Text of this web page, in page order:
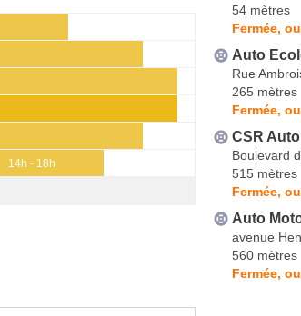
14h - 18h
54 mètres
Fermée,
Auto
Rue
265 mètres
Fermée,
CSR
Boulevard
515 mètres
Fermée,
Auto
avenue
560 mètres
Fermée,